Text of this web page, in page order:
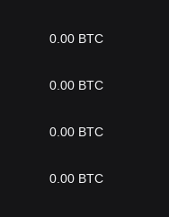
0.00 BTC
0.00 BTC
0.00 BTC
0.00 BTC